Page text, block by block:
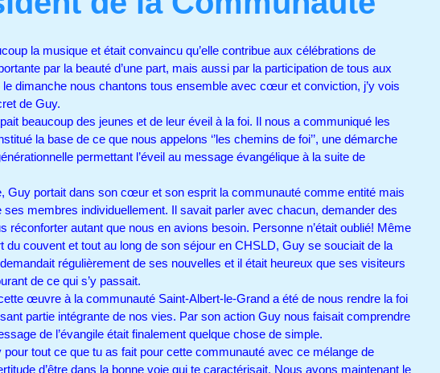
la musique et était convaincu qu’elle contribue aux célébrations de
par la beauté d’une part, mais aussi par la participation de tous aux
dimanche nous chantons tous ensemble avec cœur et conviction, j’y vois
de Guy.
beaucoup des jeunes et de leur éveil à la foi. Il nous a communiqué les
la base de ce que nous appelons ‘’les chemins de foi’’, une démarche
permettant l’éveil au message évangélique à la suite de
Guy portait dans son cœur et son esprit la communauté comme entité mais
ses membres individuellement. Il savait parler avec chacun, demander des
réconforter autant que nous en avions besoin. Personne n’était oublié! Même
du couvent et tout au long de son séjour en CHSLD, Guy se souciait de la
régulièrement de ses nouvelles et il était heureux que ses visiteurs
de ce qui s’y passait.
œuvre à la communauté Saint-Albert-le-Grand a été de nous rendre la foi
partie intégrante de nos vies. Par son action Guy nous faisait comprendre
de l’évangile était finalement quelque chose de simple.
tout ce que tu as fait pour cette communauté avec ce mélange de
d’être dans la bonne voie qui te caractérisait. Nous avons maintenant le